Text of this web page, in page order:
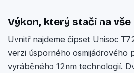
Výkon, který stačí na vše
Uvnitř najdeme čipset Unisoc
verzi úsporného osmijádrového
vyráběného 12nm technologií.